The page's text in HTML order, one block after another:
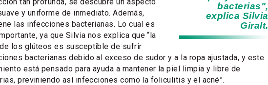
bacterias",
explica Silvia
Giralt.
y uniforme de inmediato. Además,
las infecciones bacterianas. Lo cual es
ya que Silvia nos explica que “la
los glúteos es susceptible de sufrir
bacterianas debido al exceso de sudor y a la ropa ajustada, y este
está pensado para ayuda a mantener la piel limpia y libre de
previniendo así infecciones como la foliculitis y el acné”.